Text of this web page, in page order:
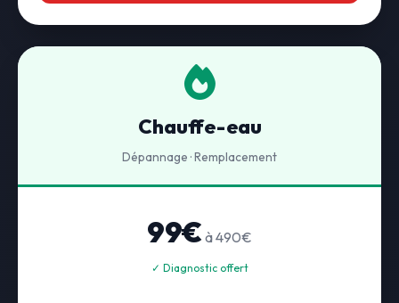
Chauffe-eau
Dépannage · Remplacement
99€ à 490€
✓ Diagnostic offert